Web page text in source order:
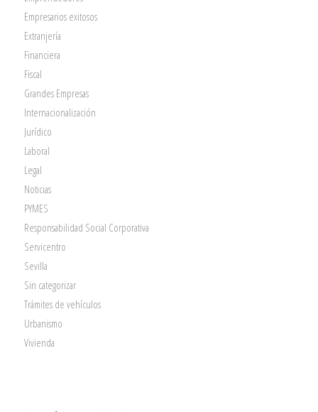
Empresarios exitosos
Extranjería
Financiera
Fiscal
Grandes Empresas
Internacionalización
Jurídico
Laboral
Legal
Noticias
PYMES
Responsabilidad Social Corporativa
Servicentro
Sevilla
Sin categorizar
Trámites de vehículos
Urbanismo
Vivienda